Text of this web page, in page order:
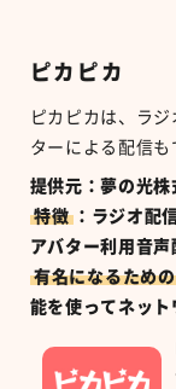
ピカピカ
ピカピカは、ラ
ターによる配信も
提供元：夢の光株
特徴 ：ラジオ配
アバター利用音声
有名になるため
能を使ってネット